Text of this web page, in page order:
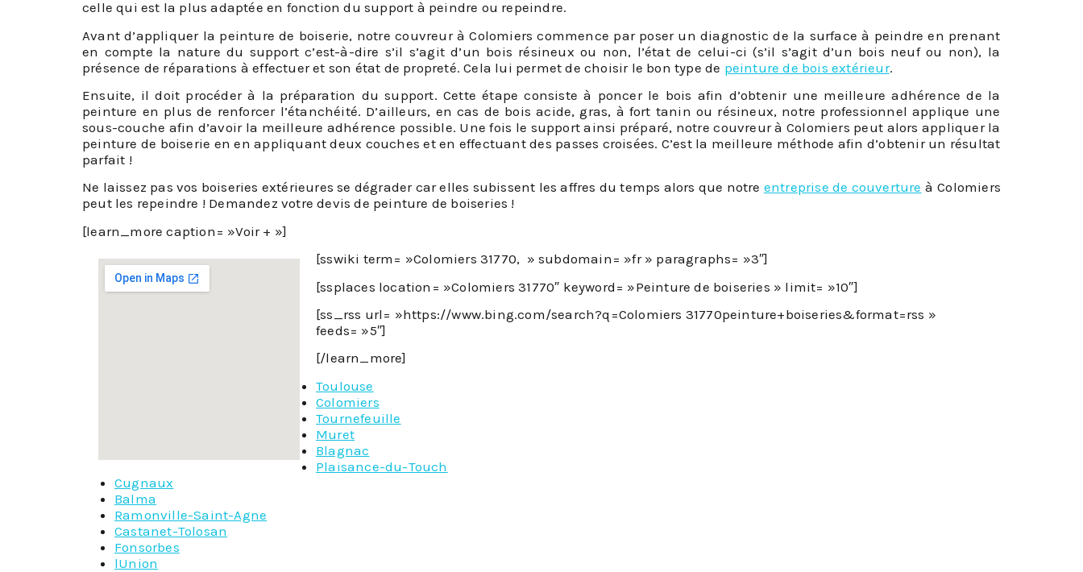
celle qui est la plus adaptée en fonction du support à peindre ou repeindre.
Avant d’appliquer la peinture de boiserie, notre couvreur à Colomiers commence par poser un diagnostic de la surface à peindre en prenant
en compte la nature du support c’est-à-dire s’il s’agit d’un bois résineux ou non, l’état de celui-ci (s’il s’agit d’un bois neuf ou non), la
présence de réparations à effectuer et son état de propreté. Cela lui permet de choisir le bon type de peinture de bois extérieur.
Ensuite, il doit procéder à la préparation du support. Cette étape consiste à poncer le bois afin d’obtenir une meilleure adhérence de la
peinture en plus de renforcer l’étanchéité. D’ailleurs, en cas de bois acide, gras, à fort tanin ou résineux, notre professionnel applique une
sous-couche afin d’avoir la meilleure adhérence possible. Une fois le support ainsi préparé, notre couvreur à Colomiers peut alors appliquer la
peinture de boiserie en en appliquant deux couches et en effectuant des passes croisées. C’est la meilleure méthode afin d’obtenir un résultat
parfait !
Ne laissez pas vos boiseries extérieures se dégrader car elles subissent les affres du temps alors que notre entreprise de couverture à Colomiers
peut les repeindre ! Demandez votre devis de peinture de boiseries !
[learn_more caption= »Voir + »]
[sswiki term= »Colomiers 31770, » subdomain= »fr » paragraphs= »3″]
[ssplaces location= »Colomiers 31770″ keyword= »Peinture de boiseries » limit= »10″]
[ss_rss url= »https://www.bing.com/search?q=Colomiers 31770peinture+boiseries&format=rss »
feeds= »5″]
[/learn_more]
Toulouse
Colomiers
Tournefeuille
Muret
Blagnac
Plaisance-du-Touch
Cugnaux
Balma
Ramonville-Saint-Agne
Castanet-Tolosan
Fonsorbes
lUnion